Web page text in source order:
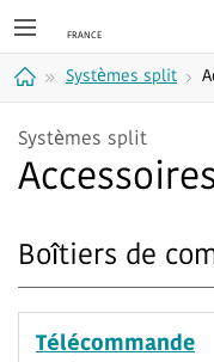
Systèmes split
Systèmes split
Boîtiers de
Télécommande